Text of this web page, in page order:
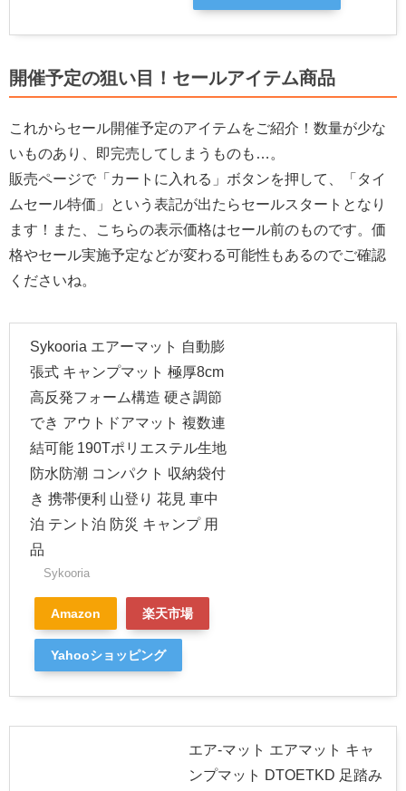
開催予定の狙い目！セールアイテム商品
これからセール開催予定のアイテムをご紹介！数量が少な
いものあり、即完売してしまうものも…。
販売ページで「カートに入れる」ボタンを押して、「タイ
ムセール特価」という表記が出たらセールスタートとなり
ます！また、こちらの表示価格はセール前のものです。価
格やセール実施予定などが変わる可能性もあるのでご確認
くださいね。
Sykooria エアーマット 自動膨
張式 キャンプマット 極厚8cm
高反発フォーム構造 硬さ調節
でき アウトドアマット 複数連
結可能 190Tポリエステル生地
防水防潮 コンパクト 収納袋付
き 携帯便利 山登り 花見 車中
泊 テント泊 防災 キャンプ 用
品
Sykooria
Amazon 楽天市場
Yahooショッピング
エア-マット エアマット キャ
ンプマット DTOETKD 足踏み